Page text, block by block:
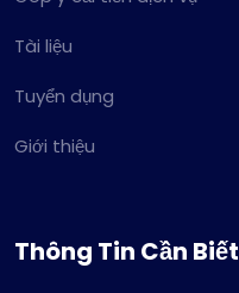
Tài liệu
Tuyển dụng
Giới thiệu
Thông Tin Cần Biết